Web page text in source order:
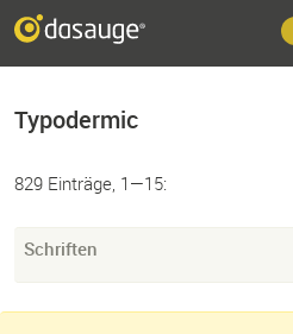
Typodermic
829 Einträge, 1—15:
Schriften